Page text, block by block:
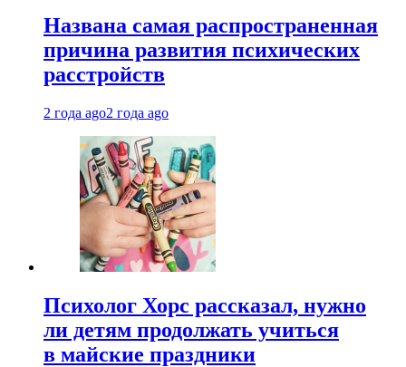
Названа самая распространенная
причина развития психических
расстройств
2 года ago2 года ago
Психолог Хорс рассказал, нужно
ли детям продолжать учиться
в майские праздники